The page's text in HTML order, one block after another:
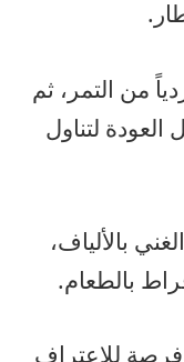
من التمر، ثم
لتناول
بالألياف،
بالطعام.
للاعتراف